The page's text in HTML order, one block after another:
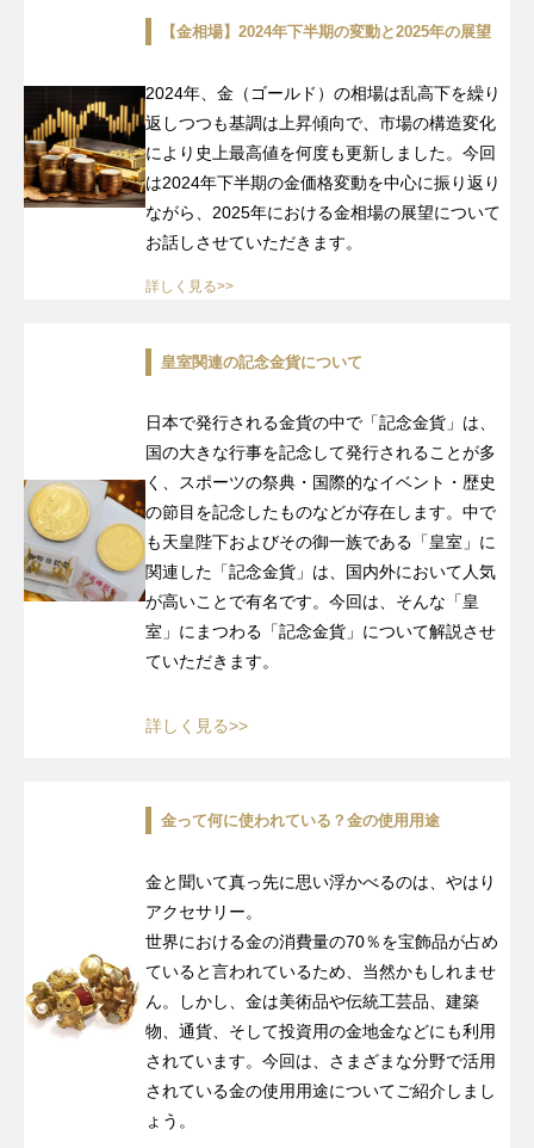
【金相場】2024年下半期の変動と2025年の展望
2024年、金（ゴールド）の相場は乱高下を繰り
返しつつも基調は上昇傾向で、市場の構造変化
により史上最高値を何度も更新しました。今回
は2024年下半期の金価格変動を中心に振り返り
ながら、2025年における金相場の展望について
お話しさせていただきます。
詳しく見る>>
皇室関連の記念金貨について
日本で発行される金貨の中で「記念金貨」は、
国の大きな行事を記念して発行されることが多
く、スポーツの祭典・国際的なイベント・歴史
の節目を記念したものなどが存在します。中で
も天皇陛下およびその御一族である「皇室」に
関連した「記念金貨」は、国内外において人気
が高いことで有名です。今回は、そんな「皇
室」にまつわる「記念金貨」について解説させ
ていただきます。
詳しく見る>>
金って何に使われている？金の使用用途
金と聞いて真っ先に思い浮かべるのは、やはり
アクセサリー。
世界における金の消費量の70％を宝飾品が占め
ていると言われているため、当然かもしれませ
ん。しかし、金は美術品や伝統工芸品、建築
物、通貨、そして投資用の金地金などにも利用
されています。今回は、さまざまな分野で活用
されている金の使用用途についてご紹介しまし
ょう。